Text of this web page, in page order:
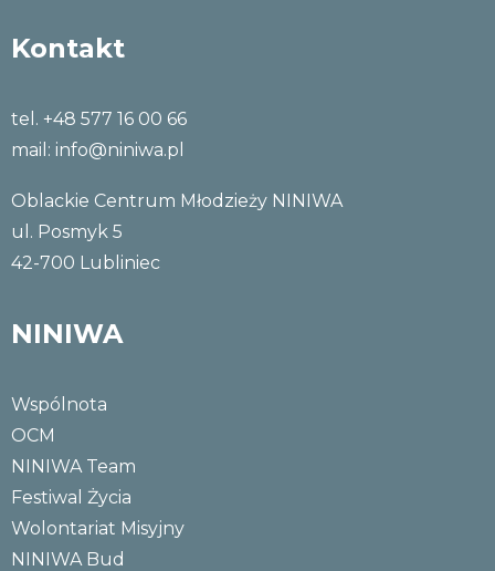
Kontakt
tel. +48 577 16 00 66
mail: info@niniwa.pl
Oblackie Centrum Młodzieży NINIWA
ul. Posmyk 5
42-700 Lubliniec
NINIWA
Wspólnota
OCM
NINIWA Team
Festiwal Życia
Wolontariat Misyjny
NINIWA Bud